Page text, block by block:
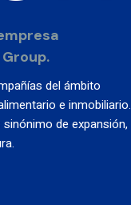
del ámbito
e inmobiliario.
de expansión,